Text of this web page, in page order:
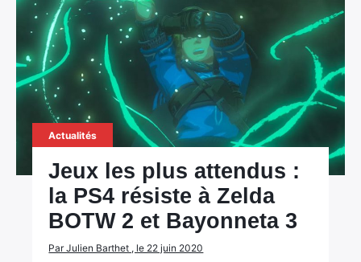
Actualités
Jeux les plus attendus :
la PS4 résiste à Zelda
BOTW 2 et Bayonneta 3
Par Julien Barthet , le 22 juin 2020